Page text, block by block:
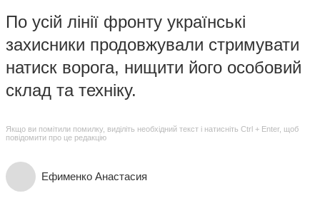
По усій лінії фронту українські
захисники продовжували стримувати
натиск ворога, нищити його особовий
склад та техніку.
Якщо ви помітили помилку, виділіть необхідний текст і натисніть Ctrl + Enter, щоб
повідомити про це редакцію
Ефименко Анастасия